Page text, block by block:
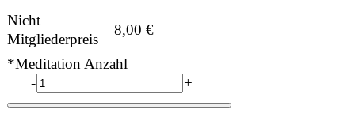
Nicht
Mitgliederpreis
8,00€
*Meditation Anzahl
-
+